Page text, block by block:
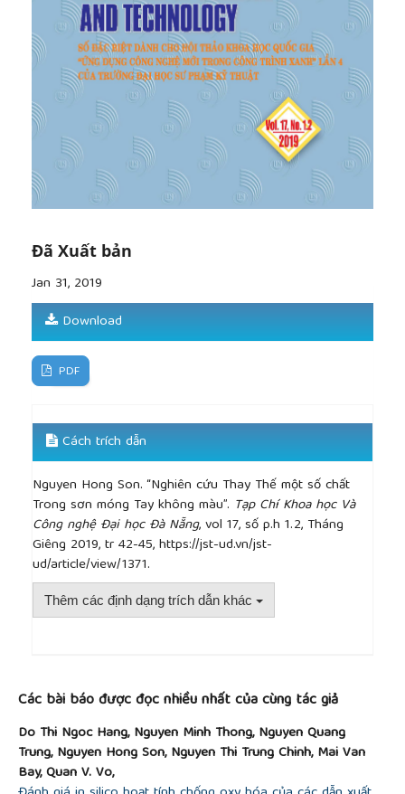
Đã Xuất bản
Jan 31, 2019
Download
PDF
Cách trích dẫn
Nguyen Hong Son. “Nghiên cứu Thay Thế một số chất
Trong sơn móng Tay không màu”. Tạp Chí Khoa học Và
Công nghệ Đại học Đà Nẵng, vol 17, số p.h 1.2, Tháng
Giêng 2019, tr 42-45, https://jst-ud.vn/jst-
ud/article/view/1371.
Thêm các định dạng trích dẫn khác
Các bài báo được đọc nhiều nhất của cùng tác giả
Do Thi Ngoc Hang, Nguyen Minh Thong, Nguyen Quang
Trung, Nguyen Hong Son, Nguyen Thi Trung Chinh, Mai Van
Bay, Quan V. Vo,